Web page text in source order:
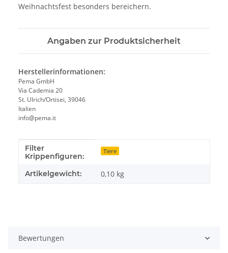
Weihnachtsfest besonders bereichern.
Angaben zur Produktsicherheit
Herstellerinformationen:
Pema GmbH
Via Cademia 20
St. Ulrich/Ortisei, 39046
Italien
info@pema.it
Produkteigenschaft
Wert
Filter
Krippenfiguren:
Tiere
Artikelgewicht: 0,10 kg
Bewertungen